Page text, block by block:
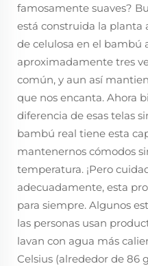
famosamente suaves?
está construida la planta
de celulosa en el bambú
aproximadamente tres
común, y aun así
que nos encanta. Ahora
diferencia de esas telas
bambú real tiene esta
mantenernos cómodos
temperatura. ¡Pero
adecuadamente, esta
para siempre. Algunos
las personas usan
lavan con agua más
Celsius (alrededor de 86